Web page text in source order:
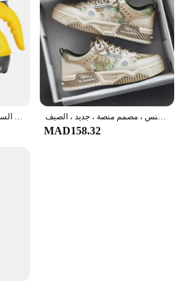
منظف بالبخار يدوي متعدد الأغراض ، مضغوط مع إكسسوارات مكونة من 9 قطع ، مثالي لإزالة البقع ، الستائر ، مقاعد السيارة ، الأرضية أحذية رياضية جلدية فاخرة للرجال ، أحذية عصرية كاجوال ، رياضة الجري في الهواء الطلق ، المشي لمسافات طويلة ، التنس ، مصمم منصة ، جديد ، الصيف
MAD158.32